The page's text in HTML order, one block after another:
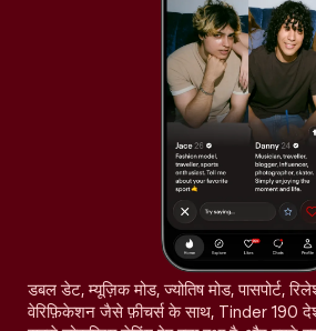
डबल डेट, म्यूज़िक मोड, ज्योतिष मोड, पासपोर्ट,
वेरिफ़िकेशन जैसे फ़ीचर्स के साथ, Tinder 190